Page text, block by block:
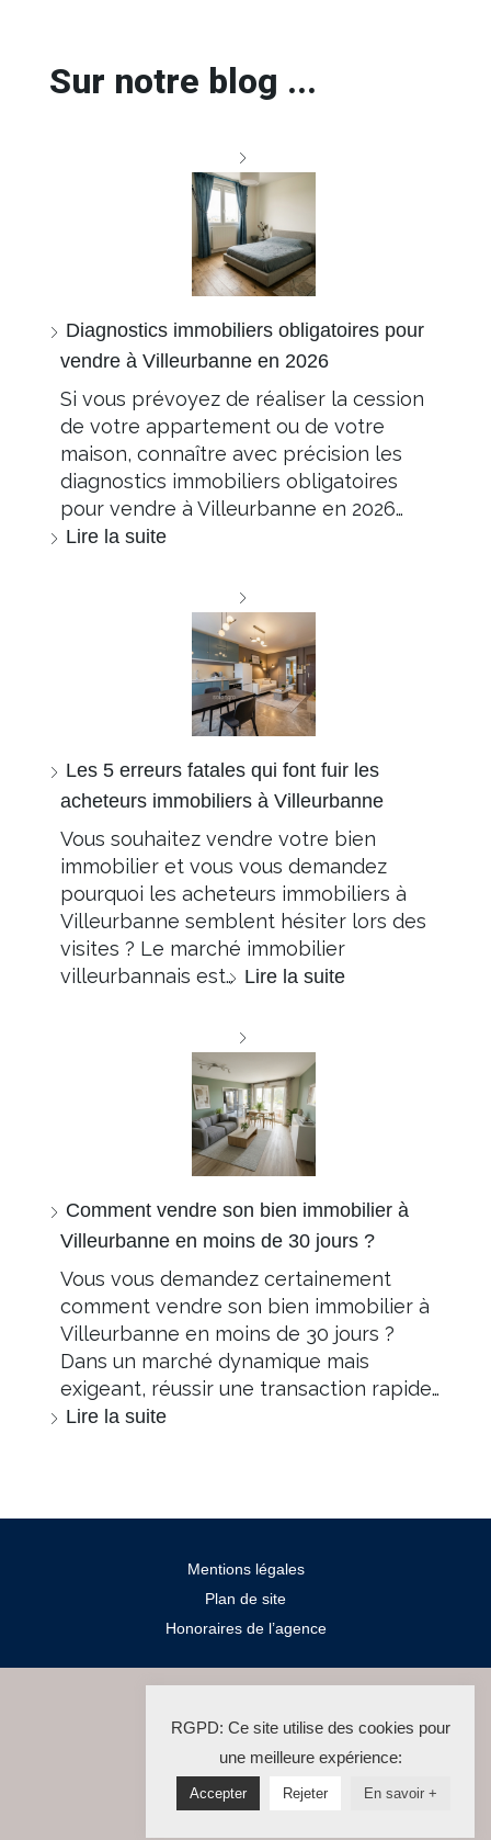
Sur notre blog ...
Diagnostics immobiliers obligatoires pour
vendre à Villeurbanne en 2026
Si vous prévoyez de réaliser la cession
de votre appartement ou de votre
maison, connaître avec précision les
diagnostics immobiliers obligatoires
pour vendre à Villeurbanne en 2026…
Lire la suite
Les 5 erreurs fatales qui font fuir les
acheteurs immobiliers à Villeurbanne
Vous souhaitez vendre votre bien
immobilier et vous vous demandez
pourquoi les acheteurs immobiliers à
Villeurbanne semblent hésiter lors des
visites ? Le marché immobilier
villeurbannais est… Lire la suite
Comment vendre son bien immobilier à
Villeurbanne en moins de 30 jours ?
Vous vous demandez certainement
comment vendre son bien immobilier à
Villeurbanne en moins de 30 jours ?
Dans un marché dynamique mais
exigeant, réussir une transaction rapide…
Lire la suite
Mentions légales
Plan de site
Honoraires de l’agence
La Solution Immo
RGPD: Ce site utilise des cookies pour
une meilleure expérience:
Accepter Rejeter En savoir +